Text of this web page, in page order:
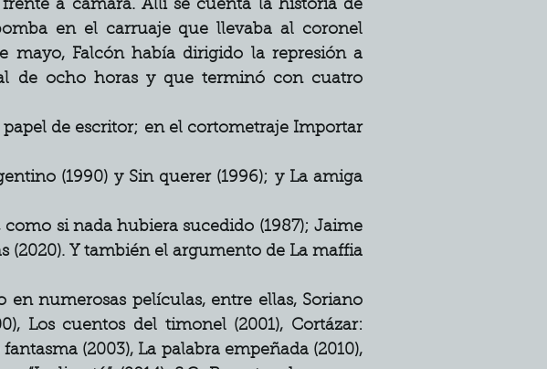
a cámara. Allí se cuenta la historia de
en el carruaje que llevaba al coronel
mayo, Falcón había dirigido la represión a
de ocho horas y que terminó con cuatro
de escritor; en el cortometraje Importar
(1990) y Sin querer (1996); y La amiga
si nada hubiera sucedido (1987); Jaime
(2020). Y también el argumento de La maffia
numerosas películas, entre ellas, Soriano
Los cuentos del timonel (2001), Cortázar:
(2003), La palabra empeñada (2010),